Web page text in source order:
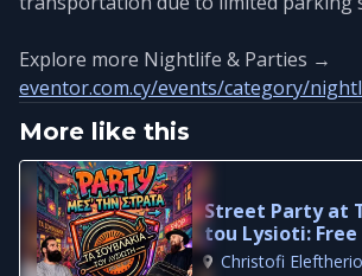
Explore more Nightlife & Parties →
eventor.com.cy/events/category/
More like this
Street Party at
tou Lysioti:
Night in